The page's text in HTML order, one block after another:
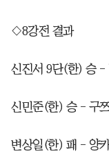
◇8강전 결과
신진서 9단(한) 승 -
신민준(한) 승 - 구
변상일(한) 패 - 양